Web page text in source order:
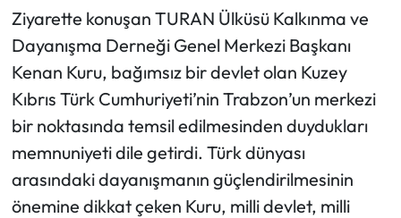
Ziyarette konuşan TURAN Ülküsü Kalkınma ve
Dayanışma Derneği Genel Merkezi Başkanı
Kenan Kuru, bağımsız bir devlet olan Kuzey
Kıbrıs Türk Cumhuriyeti’nin Trabzon’un merkezi
bir noktasında temsil edilmesinden duydukları
memnuniyeti dile getirdi. Türk dünyası
arasındaki dayanışmanın güçlendirilmesinin
önemine dikkat çeken Kuru, milli devlet, milli